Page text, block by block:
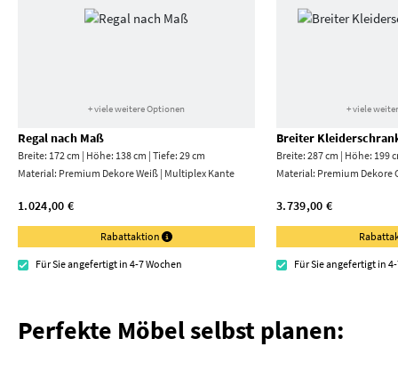
+ viele weitere Optionen
Regal nach Maß
Breite: 172 cm | Höhe: 138 cm | Tiefe: 29 cm
Material: Premium Dekore Weiß | Multiplex Kante
1.024,00 €
Rabattaktion
Für Sie angefertigt in 4-7 Wochen
+ viele
Breiter
Breite: 287 cm | Höhe: 199
Material: Premium Dekore
3.739,00 €
Für Sie angefertigt in
Perfekte Möbel selbst planen: